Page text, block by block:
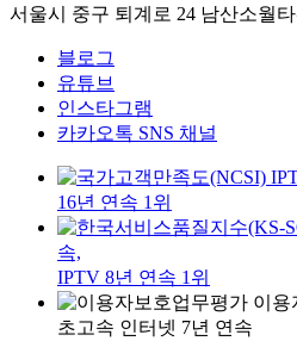
서울시 중구 퇴계로 24 남산소월타
블로그
유튜브
인스타그램
카카오톡 SNS 채널
16년 연속 1위
속,
IPTV 8년 연속 1위
이용
초고속 인터넷 7년 연속